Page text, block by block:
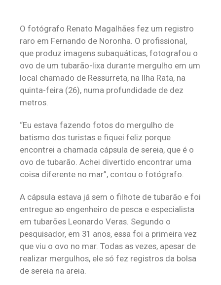
O fotógrafo Renato Magalhães fez um registro
raro em Fernando de Noronha. O profissional,
que produz imagens subaquáticas, fotografou o
ovo de um tubarão-lixa durante mergulho em um
local chamado de Ressurreta, na Ilha Rata, na
quinta-feira (26), numa profundidade de dez
metros.
“Eu estava fazendo fotos do mergulho de
batismo dos turistas e fiquei feliz porque
encontrei a chamada cápsula de sereia, que é o
ovo de tubarão. Achei divertido encontrar uma
coisa diferente no mar”, contou o fotógrafo.
A cápsula estava já sem o filhote de tubarão e foi
entregue ao engenheiro de pesca e especialista
em tubarões Leonardo Veras. Segundo o
pesquisador, em 31 anos, essa foi a primeira vez
que viu o ovo no mar. Todas as vezes, apesar de
realizar mergulhos, ele só fez registros da bolsa
de sereia na areia.